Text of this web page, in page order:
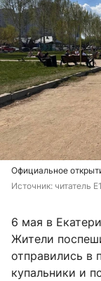
Официальное
Источник: читатель
6 мая в
Жители
отправились в
купальники и